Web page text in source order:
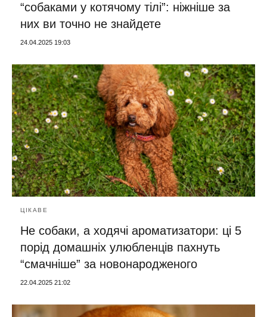
“собаками у котячому тілі”: ніжніше за
них ви точно не знайдете
24.04.2025 19:03
ЦІКАВЕ
Не собаки, а ходячі ароматизатори: ці 5
порід домашніх улюбленців пахнуть
“смачніше” за новонародженого
22.04.2025 21:02